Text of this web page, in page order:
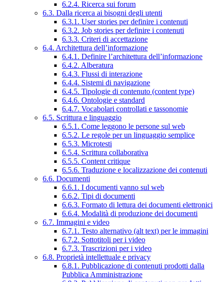
6.2.4. Ricerca sui forum
6.3. Dalla ricerca ai bisogni degli utenti
6.3.1. User stories per definire i contenuti
6.3.2. Job stories per definire i contenuti
6.3.3. Criteri di accettazione
6.4. Architettura dell’informazione
6.4.1. Definire l’architettura dell’informazione
6.4.2. Alberatura
6.4.3. Flussi di interazione
6.4.4. Sistemi di navigazione
6.4.5. Tipologie di contenuto (content type)
6.4.6. Ontologie e standard
6.4.7. Vocabolari controllati e tassonomie
6.5. Scrittura e linguaggio
6.5.1. Come leggono le persone sul web
6.5.2. Le regole per un linguaggio semplice
6.5.3. Microtesti
6.5.4. Scrittura collaborativa
6.5.5. Content critique
6.5.6. Traduzione e localizzazione dei contenuti
6.6. Documenti
6.6.1. I documenti vanno sul web
6.6.2. Tipi di documenti
6.6.3. Formato di lettura dei documenti elettronici
6.6.4. Modalità di produzione dei documenti
6.7. Immagini e video
6.7.1. Testo alternativo (alt text) per le immagini
6.7.2. Sottotitoli per i video
6.7.3. Trascrizioni per i video
6.8. Proprietà intellettuale e privacy
6.8.1. Pubblicazione di contenuti prodotti dalla
Pubblica Amministrazione